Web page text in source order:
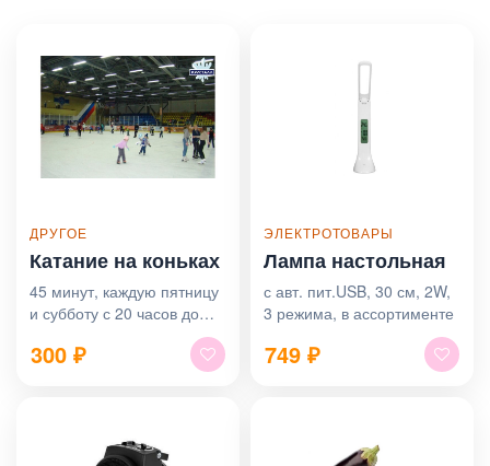
ДРУГОЕ
Катание на коньках
45 минут, каждую пятницу
и субботу с 20 часов до
300 ₽
ЭЛЕКТРОТОВАРЫ
Лампа настольная
с авт. пит.USB, 30 см, 2W,
3 режима, в ассортименте
749 ₽